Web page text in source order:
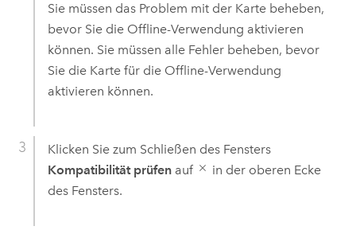
Sie müssen das Problem mit der Karte beheben,
bevor Sie die Offline-Verwendung aktivieren
können. Sie müssen alle Fehler beheben, bevor
Sie die Karte für die Offline-Verwendung
aktivieren können.
Klicken Sie zum Schließen des Fensters
Kompatibilität prüfenauf
in der oberen Ecke
des Fensters.